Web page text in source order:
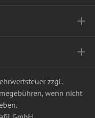
zzgl.
wenn nicht